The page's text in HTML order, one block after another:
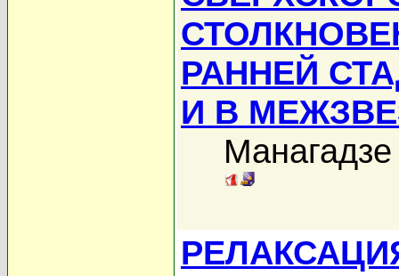
РАННЕЙ
И В
Манагадзе